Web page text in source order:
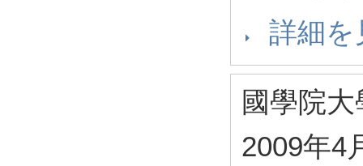
詳細を
國學院
2009年4